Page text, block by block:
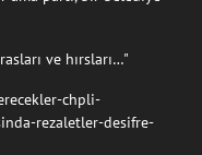
ve hırsları…"
chpli-
rezaletler-desifre-